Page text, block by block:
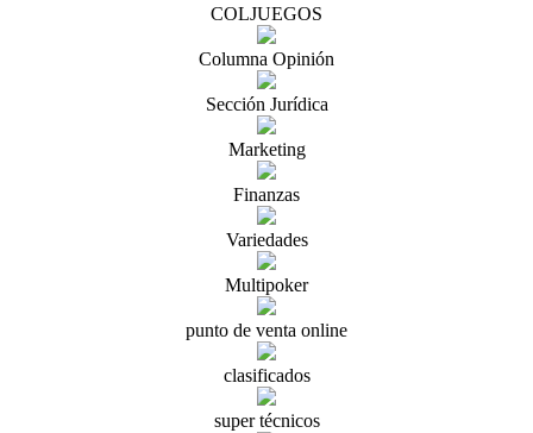
COLJUEGOS
Columna Opinión
Sección Jurídica
Marketing
Finanzas
Variedades
Multipoker
punto de venta online
clasificados
super técnicos